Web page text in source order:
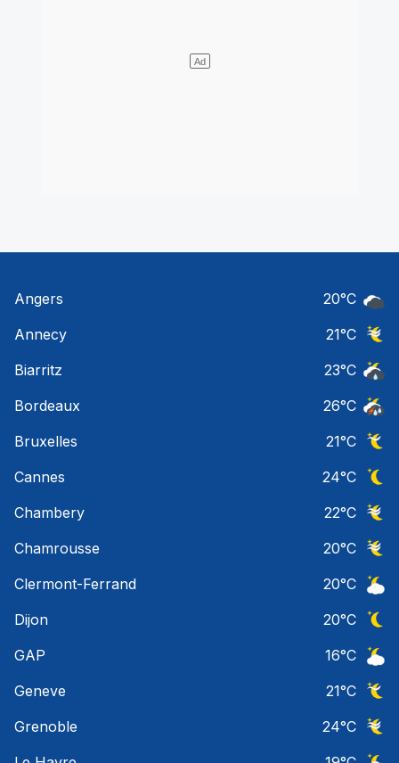
Angers 20°C
Annecy
21°C
Biarritz
23°C
Bordeaux
26°C
Bruxelles
21°C
Cannes
24°C
Chambery
22°C
Chamrousse
20°C
Clermont-Ferrand
20°C
Dijon
20°C
GAP
16°C
Geneve
21°C
Grenoble
24°C